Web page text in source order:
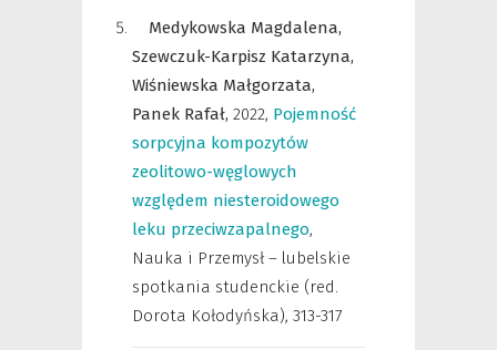
Medykowska Magdalena,
Szewczuk-Karpisz Katarzyna,
Wiśniewska Małgorzata,
Panek Rafał, 2022, Pojemność
sorpcyjna kompozytów
zeolitowo-węglowych
względem niesteroidowego
leku przeciwzapalnego,
Nauka i Przemysł – lubelskie
spotkania studenckie (red.
Dorota Kołodyńska), 313-317